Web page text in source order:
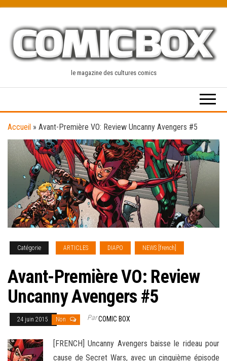
content
le magazine des cultures comics
Accueil » Avant-Première VO: Review Uncanny Avengers #5
Catégorie ARTICLES DIAPO NEWS [french]
Avant-Première VO: Review
Uncanny Avengers #5
24 juin 2015 Non ParCOMIC BOX
[FRENCH] Uncanny Avengers baisse le rideau pour
cause de Secret Wars, avec un cinquième épisode